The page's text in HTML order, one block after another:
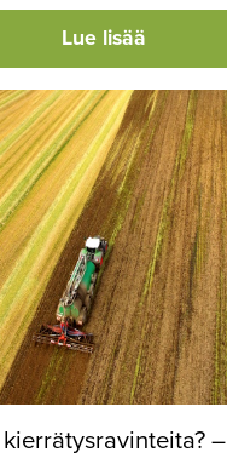
Lue lisää
–